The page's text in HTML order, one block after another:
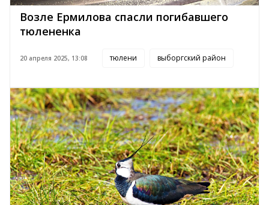
Возле Ермилова спасли погибавшего
тюлененка
20 апреля 2025, 13:08 тюлени выборгский район